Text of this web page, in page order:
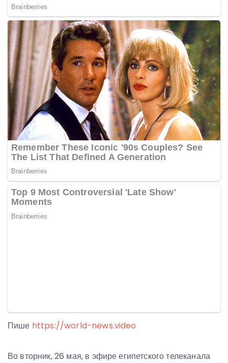
Пише https://world-news.video
Во вторник, 26 мая, в эфире египетского телеканала